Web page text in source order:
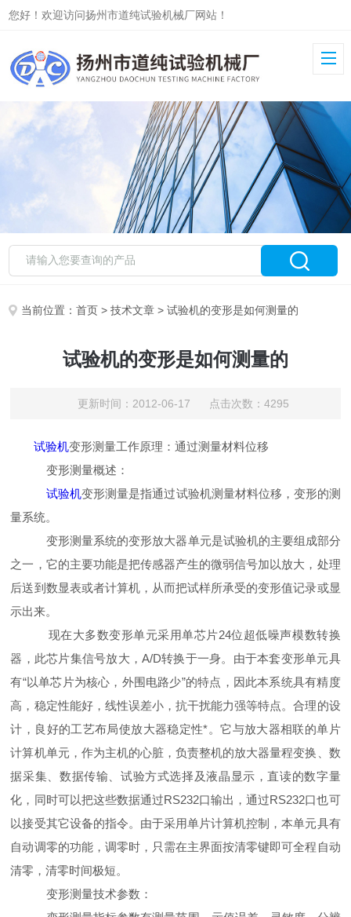
您好！欢迎访问扬州市道纯试验机械厂网站！
当前位置：首页 >技术文章 > 试验机的变形是如何测量的
试验机的变形是如何测量的
更新时间：2012-06-17 点击次数：4295
试验机变形测量工作原理：通过测量材料位移
变形测量概述：
试验机变形测量是指通过试验机测量材料位移，变形的测
量系统。
变形测量系统的变形放大器单元是试验机的主要组成部分
之一，它的主要功能是把传感器产生的微弱信号加以放大，处理
后送到数显表或者计算机，从而把试样所承受的变形值记录或显
示出来。
现在大多数变形单元采用单芯片24位超低噪声模数转换
器，此芯片集信号放大，A/D转换于一身。由于本套变形单元具
有“以单芯片为核心，外围电路少”的特点，因此本系统具有精度
高，稳定性能好，线性误差小，抗干扰能力强等特点。合理的设
计，良好的工艺布局使放大器稳定性*。它与放大器相联的单片
计算机单元，作为主机的心脏，负责整机的放大器量程变换、数
据采集、数据传输、试验方式选择及液晶显示，直读的数字量
化，同时可以把这些数据通过RS232口输出，通过RS232口也可
以接受其它设备的指令。由于采用单片计算机控制，本单元具有
自动调零的功能，调零时，只需在主界面按清零键即可全程自动
清零，清零时间极短。
变形测量技术参数：